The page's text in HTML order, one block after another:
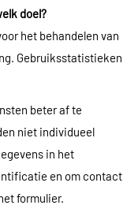
doel?
het behandelen van
Gebruiksstatistieken
beter af te
niet individueel
in het
en om contact
formulier.